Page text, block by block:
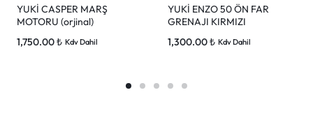
YUKİ CASPER MARŞ
MOTORU (orjinal)
1,750.00₺ Kdv Dahil
YUKİ ENZO 50 ÖN FAR
GRENAJI KIRMIZI
1,300.00₺ Kdv Dahil